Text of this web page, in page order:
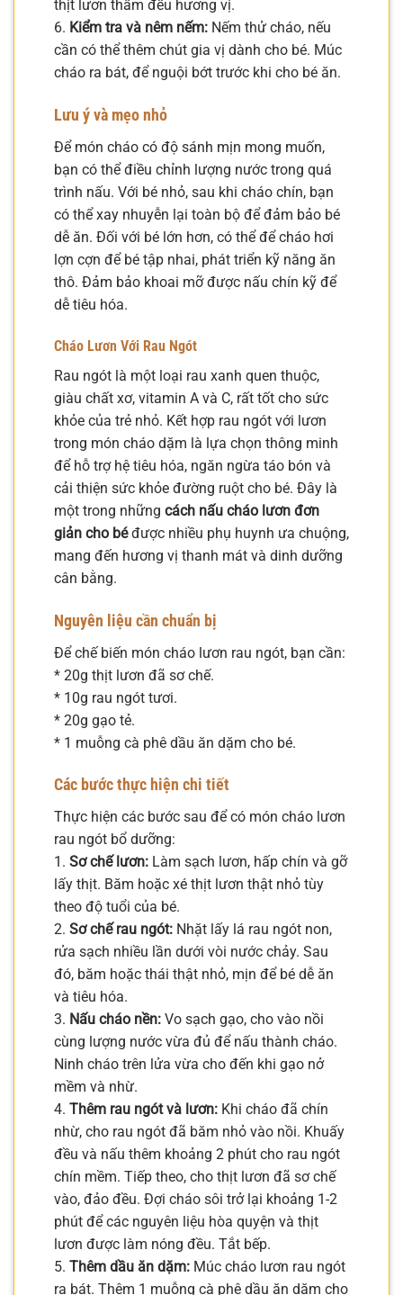
thịt lươn thấm đều hương vị.
6. Kiểm tra và nêm nếm: Nếm thử cháo, nếu
cần có thể thêm chút gia vị dành cho bé. Múc
cháo ra bát, để nguội bớt trước khi cho bé ăn.
Lưu ý và mẹo nhỏ
Để món cháo có độ sánh mịn mong muốn,
bạn có thể điều chỉnh lượng nước trong quá
trình nấu. Với bé nhỏ, sau khi cháo chín, bạn
có thể xay nhuyễn lại toàn bộ để đảm bảo bé
dễ ăn. Đối với bé lớn hơn, có thể để cháo hơi
lợn cợn để bé tập nhai, phát triển kỹ năng ăn
thô. Đảm bảo khoai mỡ được nấu chín kỹ để
dễ tiêu hóa.
Cháo Lươn Với Rau Ngót
Rau ngót là một loại rau xanh quen thuộc,
giàu chất xơ, vitamin A và C, rất tốt cho sức
khỏe của trẻ nhỏ. Kết hợp rau ngót với lươn
trong món cháo dặm là lựa chọn thông minh
để hỗ trợ hệ tiêu hóa, ngăn ngừa táo bón và
cải thiện sức khỏe đường ruột cho bé. Đây là
một trong những cách nấu cháo lươn đơn
giản cho béđược nhiều phụ huynh ưa chuộng,
mang đến hương vị thanh mát và dinh dưỡng
cân bằng.
Nguyên liệu cần chuẩn bị
Để chế biến món cháo lươn rau ngót, bạn cần:
* 20g thịt lươn đã sơ chế.
* 10g rau ngót tươi.
* 20g gạo tẻ.
* 1 muỗng cà phê dầu ăn dặm cho bé.
Các bước thực hiện chi tiết
Thực hiện các bước sau để có món cháo lươn
rau ngót bổ dưỡng:
1. Sơ chế lươn: Làm sạch lươn, hấp chín và gỡ
lấy thịt. Băm hoặc xé thịt lươn thật nhỏ tùy
theo độ tuổi của bé.
2. Sơ chế rau ngót: Nhặt lấy lá rau ngót non,
rửa sạch nhiều lần dưới vòi nước chảy. Sau
đó, băm hoặc thái thật nhỏ, mịn để bé dễ ăn
và tiêu hóa.
3. Nấu cháo nền: Vo sạch gạo, cho vào nồi
cùng lượng nước vừa đủ để nấu thành cháo.
Ninh cháo trên lửa vừa cho đến khi gạo nở
mềm và nhừ.
4. Thêm rau ngót và lươn: Khi cháo đã chín
nhừ, cho rau ngót đã băm nhỏ vào nồi. Khuấy
đều và nấu thêm khoảng 2 phút cho rau ngót
chín mềm. Tiếp theo, cho thịt lươn đã sơ chế
vào, đảo đều. Đợi cháo sôi trở lại khoảng 1-2
phút để các nguyên liệu hòa quyện và thịt
lươn được làm nóng đều. Tắt bếp.
5. Thêm dầu ăn dặm: Múc cháo lươn rau ngót
ra bát. Thêm 1 muỗng cà phê dầu ăn dặm cho